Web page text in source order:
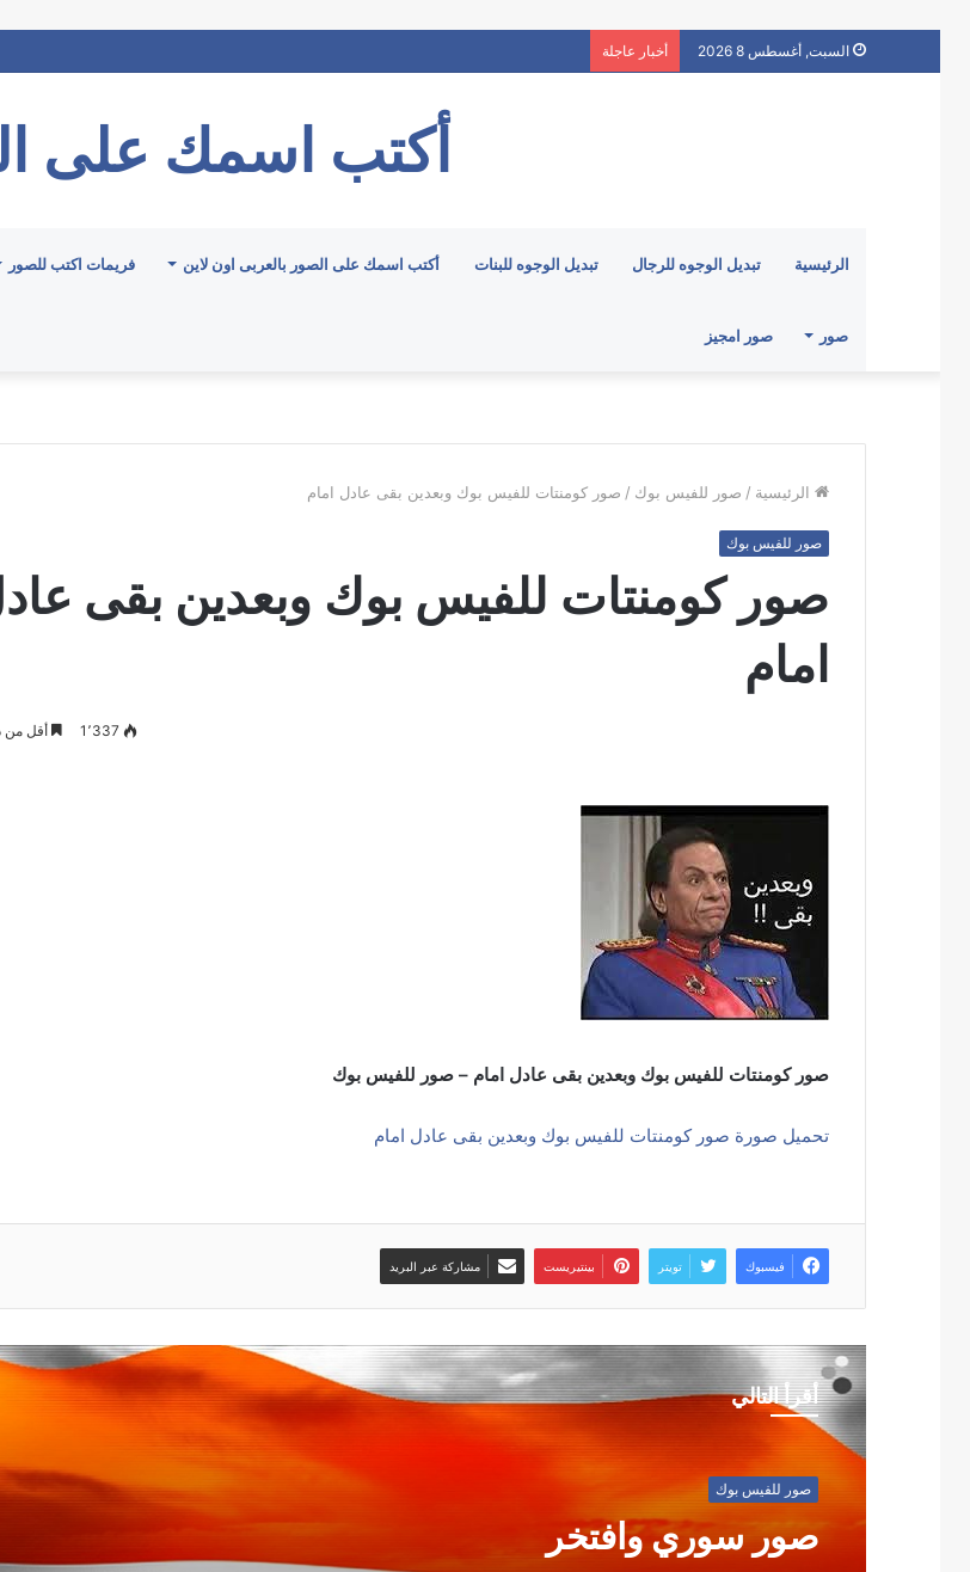
السبت, أغسطس 8 2026 أخبار عاجلة
أكتب اسمك على
الرئيسية تبديل الوجوه للرجال تبديل الوجوه للبنات أكتب اسمك على الصور بالعربى اون لاين فريمات اكتب للصور
صور صور امجيز
الرئيسية / صور للفيس بوك / صور كومنتات للفيس بوك وبعدين بقى عادل امام
صور للفيس بوك
صور كومنتات للفيس بوك وبعدين بقى
امام
1٬337 أقل من
صور كومنتات للفيس بوك وبعدين بقى عادل امام – صور للفيس بوك
تحميل صورة صور كومنتات للفيس بوك وبعدين بقى عادل امام
فيسبوك تويتر بينتيريست مشاركة عبر البريد
أقرأ التالي
صور للفيس بوك
صور سوري وافتخر
امساكية شهر رمضان